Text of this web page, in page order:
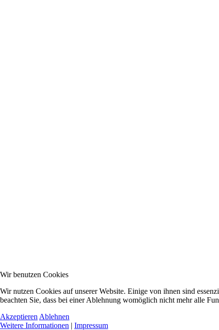
Wir benutzen Cookies
Wir nutzen Cookies auf unserer Website. Einige von ihnen sind
beachten Sie, dass bei einer Ablehnung womöglich nicht mehr alle
Akzeptieren Ablehnen
Weitere Informationen | Impressum